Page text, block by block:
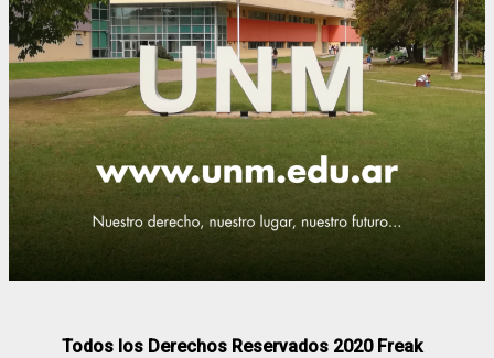
Todos los Derechos Reservados 2020 Freak